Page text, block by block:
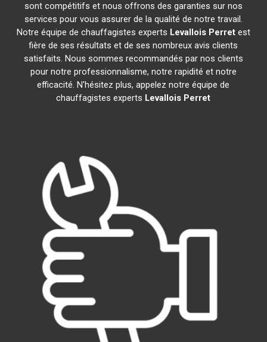
sont compétitifs et nous offrons des garanties sur nos
services pour vous assurer de la qualité de notre travail.
Notre équipe de chauffagistes experts Levallois Perretest
fière de ses résultats et de ses nombreux avis clients
satisfaits. Nous sommes recommandés par nos clients
pour notre professionnalisme, notre rapidité et notre
efficacité. N'hésitez plus, appelez notre équipe de
chauffagistes experts Levallois Perret